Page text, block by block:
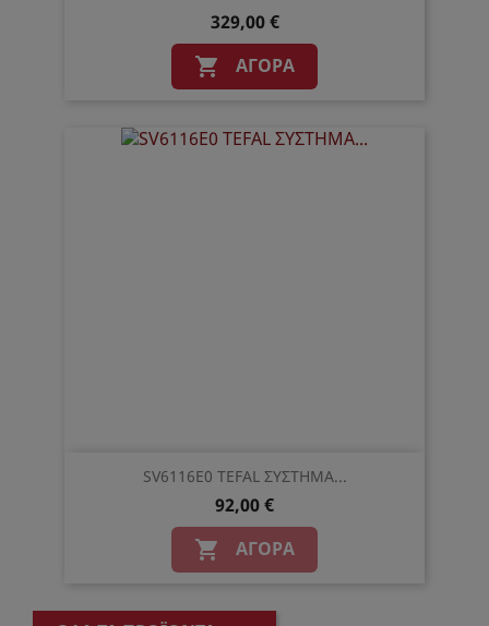
329,00 €
 ΑΓΟΡΆ
SV6116E0 TEFAL ΣΥΣΤΗΜΑ...
92,00 €
 ΑΓΟΡΆ